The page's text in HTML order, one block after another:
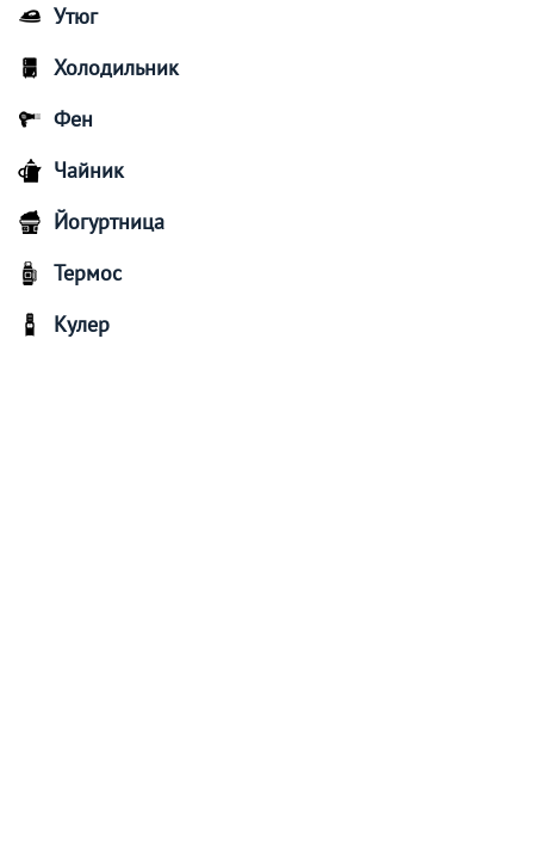
Утюг
Холодильник
Фен
Чайник
Йогуртница
Термос
Кулер